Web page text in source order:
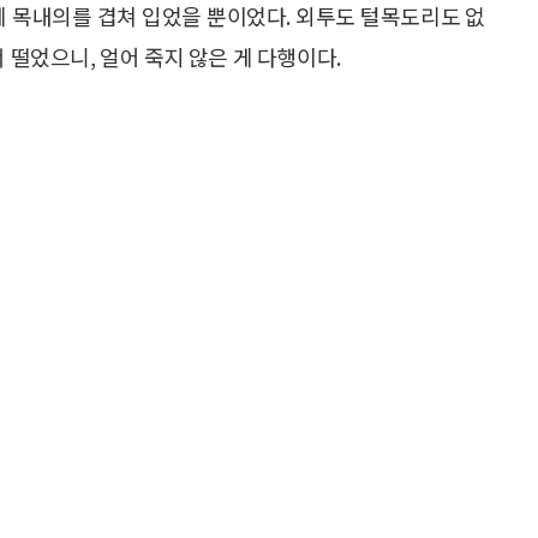
내의를 겹쳐 입었을 뿐이었다. 외투도 털목도리도 없
었으니, 얼어 죽지 않은 게 다행이다.